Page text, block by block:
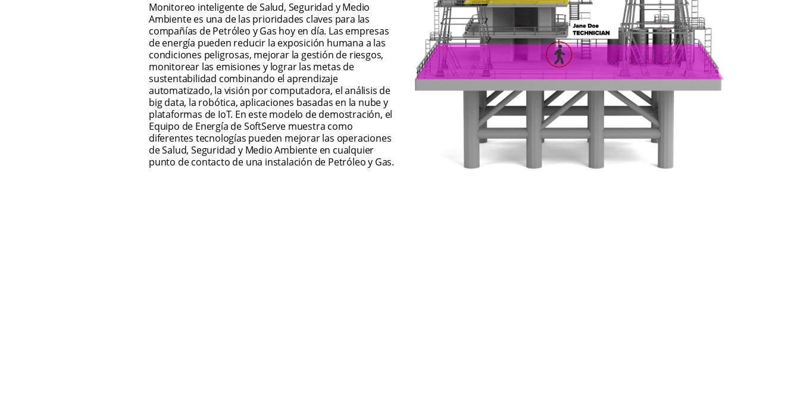
Monitoreo inteligente de Salud, Seguridad y Medio
Ambiente es una de las prioridades claves para las
compañías de Petróleo y Gas hoy en día. Las empresas
de energía pueden reducir la exposición humana a las
condiciones peligrosas, mejorar la gestión de riesgos,
monitorear las emisiones y lograr las metas de
sustentabilidad combinando el aprendizaje
automatizado, la visión por computadora, el análisis de
big data, la robótica, aplicaciones basadas en la nube y
plataformas de IoT. En este modelo de demostración, el
Equipo de Energía de SoftServe muestra como
diferentes tecnologías pueden mejorar las operaciones
de Salud, Seguridad y Medio Ambiente en cualquier